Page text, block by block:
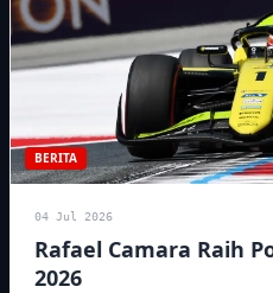
BERITA
04 Jul 2026
Rafael Camara Raih
2026